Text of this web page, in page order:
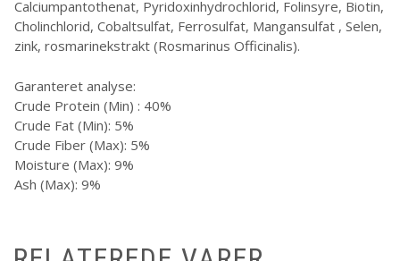
Calciumpantothenat, Pyridoxinhydrochlorid, Folinsyre, Biotin,
Cholinchlorid, Cobaltsulfat, Ferrosulfat, Mangansulfat , Selen,
zink, rosmarinekstrakt (Rosmarinus Officinalis).
Garanteret analyse:
Crude Protein (Min) : 40%
Crude Fat (Min): 5%
Crude Fiber (Max): 5%
Moisture (Max): 9%
Ash (Max): 9%